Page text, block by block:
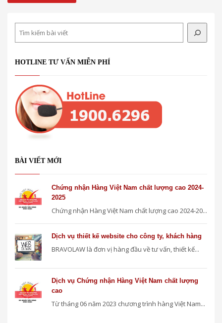
HOTLINE TƯ VẤN MIỄN PHÍ
BÀI VIẾT MỚI
Chứng nhận Hàng Việt Nam chất lượng cao 2024-
2025
Chứng nhận Hàng Việt Nam chất lượng cao 2024-20...
Dịch vụ thiết kế website cho công ty, khách hàng
BRAVOLAW là đơn vị hàng đầu về tư vấn, thiết kế...
Dịch vụ Chứng nhận Hàng Việt Nam chất lượng
cao
Từ tháng 06 năm 2023 chương trình hàng Việt Nam...